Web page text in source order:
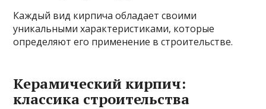
Каждый вид кирпича обладает своими
уникальными характеристиками, которые
определяют его применение в строительстве.
Керамический кирпич:
классика строительства